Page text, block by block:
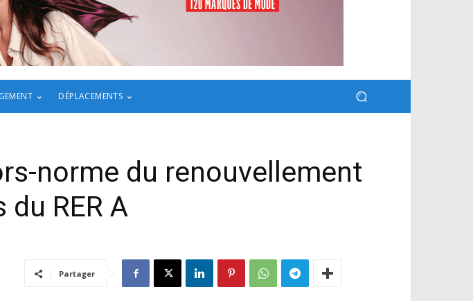
DÉPLACEMENTS
norme du renouvellement
du RER A
Partager